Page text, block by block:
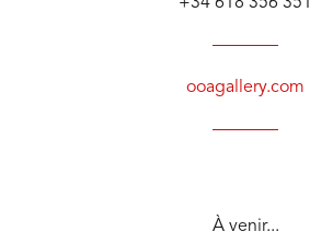
ooagallery.com
À venir...